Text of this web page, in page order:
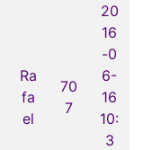
Ra
fa
el
70
7
20
16
-0
6-
16
10:
3